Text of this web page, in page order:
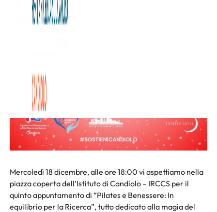
Mercoledì 18 dicembre, alle ore 18:00 vi aspettiamo nella
piazza coperta dell’Istituto di Candiolo – IRCCS per il
quinto appuntamento di “Pilates e Benessere: In
equilibrio per la Ricerca”, tutto dedicato alla magia del